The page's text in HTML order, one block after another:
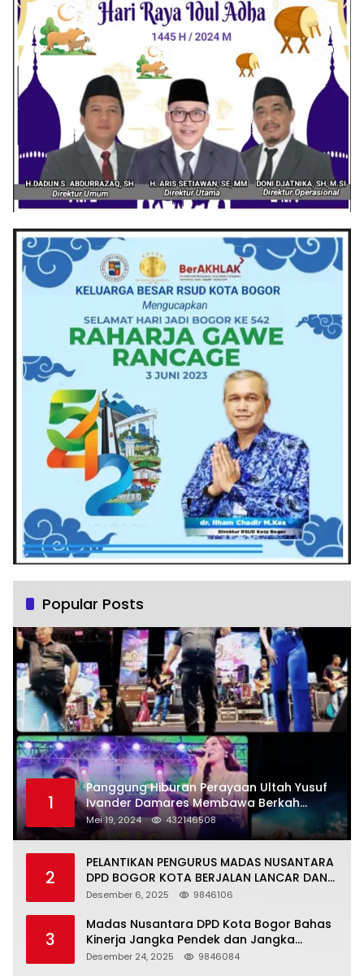
Popular Posts
1
Panggung Hiburan Perayaan Ultah Yusuf
Ivander Damares Membawa Berkah
Warga Kejapanan
Mei 19, 2024 432146508
2
PELANTIKAN PENGURUS MADAS NUSANTARA
DPD BOGOR KOTA BERJALAN LANCAR DAN
KHIDMAT
Desember 6, 2025 9846106
3
Madas Nusantara DPD Kota Bogor Bahas
Kinerja Jangka Pendek dan Jangka
Panjang
Desember 24, 2025 9846084